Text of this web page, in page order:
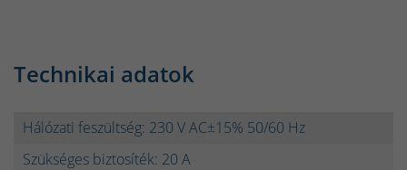
Technikai adatok
Hálózati feszültség: 230 V AC±15% 50/60 Hz
Szükséges biztosíték: 20 A